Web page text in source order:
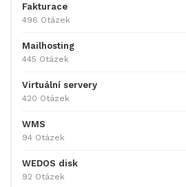
Fakturace
496 Otázek
Mailhosting
445 Otázek
Virtuální servery
420 Otázek
WMS
94 Otázek
WEDOS disk
92 Otázek